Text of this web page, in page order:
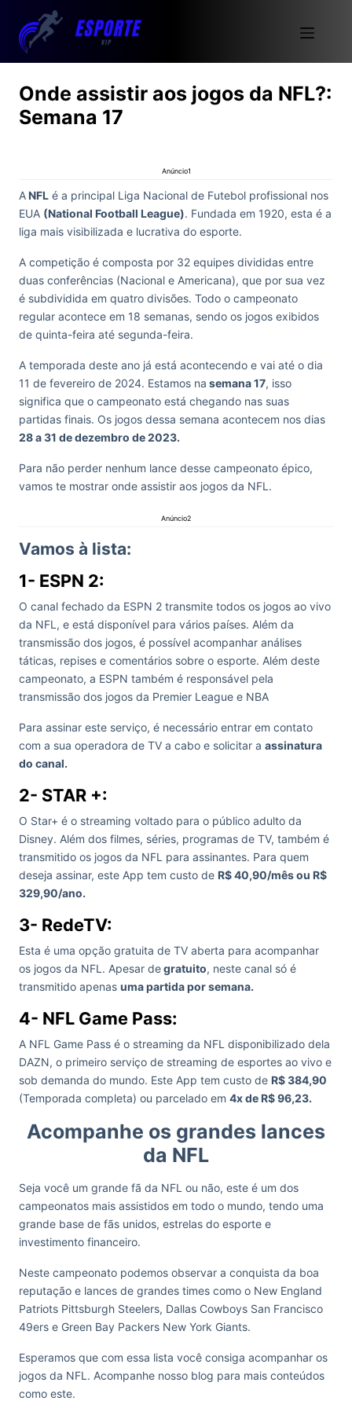
Onde assistir aos jogos da NFL?:
Semana 17
Anúncio1
ANFL é a principal Liga Nacional de Futebol profissional nos
EUA (National Football League). Fundada em 1920, esta é a
liga mais visibilizada e lucrativa do esporte.
A competição é composta por 32 equipes divididas entre
duas conferências (Nacional e Americana), que por sua vez
é subdividida em quatro divisões. Todo o campeonato
regular acontece em 18 semanas, sendo os jogos exibidos
de quinta-feira até segunda-feira.
A temporada deste ano já está acontecendo e vai até o dia
11 de fevereiro de 2024. Estamos na semana 17, isso
significa que o campeonato está chegando nas suas
partidas finais. Os jogos dessa semana acontecem nos dias
28 a 31 de dezembro de 2023.
Para não perder nenhum lance desse campeonato épico,
vamos te mostrar onde assistir aos jogos da NFL.
Anúncio2
Vamos à lista:
1- ESPN 2:
O canal fechado da ESPN 2 transmite todos os jogos ao vivo
da NFL, e está disponível para vários países. Além da
transmissão dos jogos, é possível acompanhar análises
táticas, repises e comentários sobre o esporte. Além deste
campeonato, a ESPN também é responsável pela
transmissão dos jogos da Premier League e NBA
Para assinar este serviço, é necessário entrar em contato
com a sua operadora de TV a cabo e solicitar a assinatura
do canal.
2- STAR +:
O Star+ é o streaming voltado para o público adulto da
Disney. Além dos filmes, séries, programas de TV, também é
transmitido os jogos da NFL para assinantes. Para quem
deseja assinar, este App tem custo de R$ 40,90/mês ou R$
329,90/ano.
3- RedeTV:
Esta é uma opção gratuita de TV aberta para acompanhar
os jogos da NFL. Apesar degratuito, neste canal só é
transmitido apenas uma partida por semana.
4- NFL Game Pass:
A NFL Game Pass é o streaming da NFL disponibilizado dela
DAZN, o primeiro serviço de streaming de esportes ao vivo e
sob demanda do mundo. Este App tem custo de R$ 384,90
(Temporada completa) ou parcelado em 4x de R$ 96,23.
Acompanhe os grandes lances
da NFL
Seja você um grande fã da NFL ou não, este é um dos
campeonatos mais assistidos em todo o mundo, tendo uma
grande base de fãs unidos, estrelas do esporte e
investimento financeiro.
Neste campeonato podemos observar a conquista da boa
reputação e lances de grandes times como o New England
Patriots Pittsburgh Steelers, Dallas Cowboys San Francisco
49ers e Green Bay Packers New York Giants.
Esperamos que com essa lista você consiga acompanhar os
jogos da NFL. Acompanhe nosso blog para mais conteúdos
como este.